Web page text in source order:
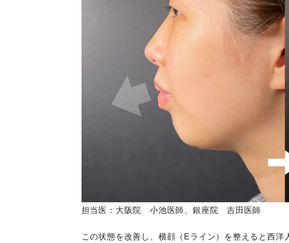
担当医：大阪院 小池医師、銀座院 吉田医師
この状態を改善し、横顔（Eライン）を整えると西洋